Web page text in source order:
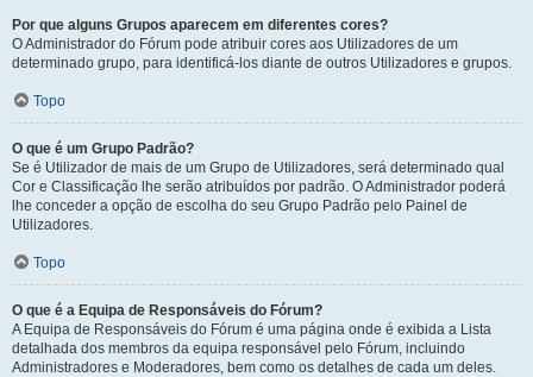
Por que alguns Grupos aparecem em diferentes cores?
O Administrador do Fórum pode atribuir cores aos Utilizadores de um
determinado grupo, para identificá-los diante de outros Utilizadores e grupos.
Topo
O que é um Grupo Padrão?
Se é Utilizador de mais de um Grupo de Utilizadores, será determinado qual
Cor e Classificação lhe serão atribuídos por padrão. O Administrador poderá
lhe conceder a opção de escolha do seu Grupo Padrão pelo Painel de
Utilizadores.
Topo
O que é a Equipa de Responsáveis do Fórum?
A Equipa de Responsáveis do Fórum é uma página onde é exibida a Lista
detalhada dos membros da equipa responsável pelo Fórum, incluindo
Administradores e Moderadores, bem como os detalhes de cada um deles.